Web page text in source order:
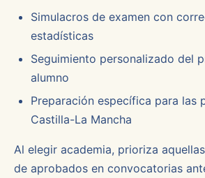
Simulacros de examen con
estadísticas
Seguimiento personalizado del
alumno
Preparación específica para las
Castilla-La Mancha
Al elegir academia, prioriza
de aprobados en convocatorias